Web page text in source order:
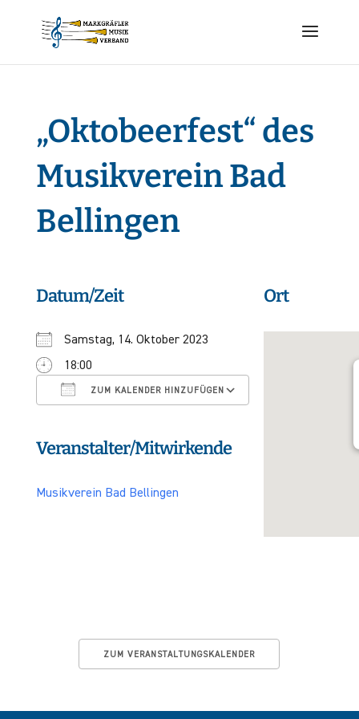
„Oktobeerfest“ des
Musikverein Bad
Bellingen
Datum/Zeit
Samstag, 14. Oktober 2023
18:00
ZUM KALENDER HINZUFÜGEN
ICS herunterladen
Veranstalter/Mitwirkende
Musikverein Bad Bellingen
Ort
ZUM VERANSTALTUNGSKALENDER